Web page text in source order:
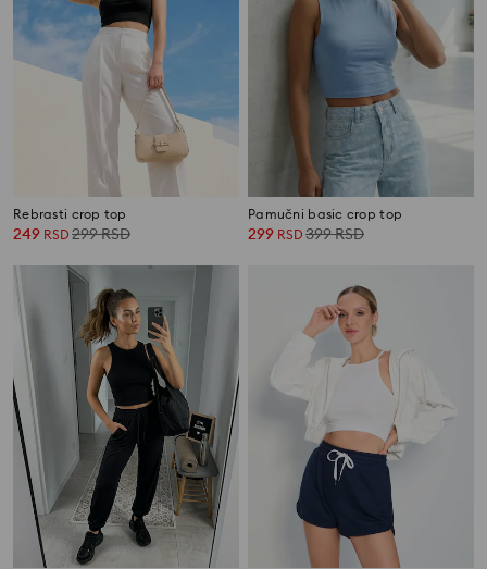
Rebrasti crop top
249 RSD 299RSD
Pamučni basic crop top
299 RSD 399RSD